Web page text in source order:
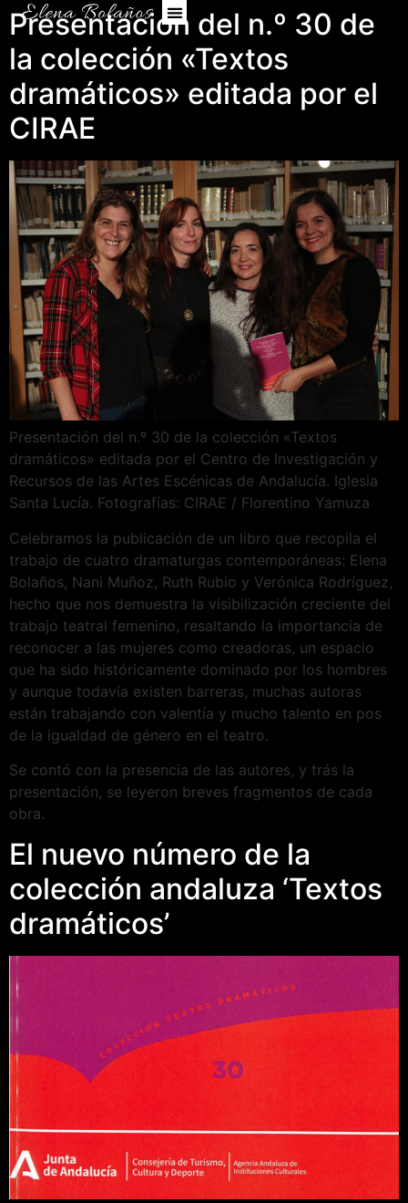
Presentación del n.º 30 de
la colección «Textos
dramáticos» editada por el
CIRAE
Presentación del n.º 30 de la colección «Textos
dramáticos» editada por el Centro de Investigación y
Recursos de las Artes Escénicas de Andalucía. Iglesia
Santa Lucía. Fotografías: CIRAE / Florentino Yamuza
Celebramos la publicación de un libro que recopila el
trabajo de cuatro dramaturgas contemporáneas: Elena
Bolaños, Nani Muñoz, Ruth Rubio y Verónica Rodríguez,
hecho que nos demuestra la visibilización creciente del
trabajo teatral femenino, resaltando la importancia de
reconocer a las mujeres como creadoras, un espacio
que ha sido históricamente dominado por los hombres
y aunque todavía existen barreras, muchas autoras
están trabajando con valentía y mucho talento en pos
de la igualdad de género en el teatro.
Se contó con la presencia de las autores, y trás la
presentación, se leyeron breves fragmentos de cada
obra.
El nuevo número de la
colección andaluza ‘Textos
dramáticos’